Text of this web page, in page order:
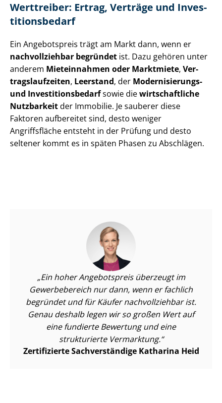
Werttreiber: Ertrag, Verträge und In­ves­
ti­ti­ons­be­darf
Ein Angebotspreis trägt am Markt dann, wenn er
nachvollziehbar begründet ist. Dazu gehören unter
anderem Mieteinnahmen oder Marktmiete, Ver­
trags­lauf­zei­ten, Leerstand, der Modernisierungs-
und In­ves­ti­ti­ons­be­darfsowie diewirtschaftliche
Nutzbarkeitder Immobilie. Je sauberer diese
Faktoren aufbereitet sind, desto weniger
Angriffsfläche entsteht in der Prüfung und desto
seltener kommt es in späten Phasen zu Abschlägen.
Ein hoher Angebotspreis überzeugt im
Gewerbebereich nur dann, wenn er fachlich
begründet und für Käufer nachvollziehbar ist.
Genau deshalb legen wir so großen Wert auf
eine fundierte Bewertung und eine
strukturierte Vermarktung.
Zertifizierte Sachverständige Katharina Heid